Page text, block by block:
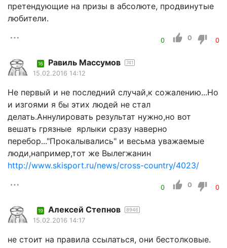
претендующие на призы в абсолюте, продвинутые
любители.
0 0 0
16 Равиль Массумов 741
15.02.2016 14:12
Не первый и не последний случай,к сожалению...Но
и изгоями я бы этих людей не стал
делать.Аннулировать результат нужно,но вот
вешать грязные ярлыки сразу наверно
перебор..."Прокалывались" и весьма уважаемые
люди,например,тот же Вылегжанин
http://www.skisport.ru/news/cross-country/4023/
0 0 0
19 Алексей Степнов 8946
15.02.2016 14:17
не стоит на правила ссылаться, они бестолковые.